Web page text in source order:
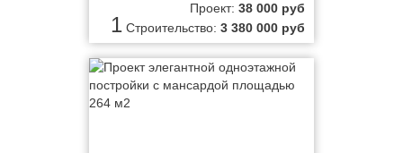
1
Проект: 38 000 руб
Строительство: 3 380 000 руб